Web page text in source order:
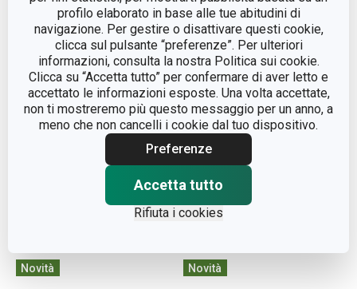
profilo elaborato in base alle tue abitudini di
navigazione. Per gestire o disattivare questi cookie,
clicca sul pulsante “preferenze”. Per ulteriori
informazioni, consulta la nostra Politica sui cookie.
Clicca su “Accetta tutto” per confermare di aver letto e
accettato le informazioni esposte. Una volta accettate,
non ti mostreremo più questo messaggio per un anno, a
meno che non cancelli i cookie dal tuo dispositivo.
Preferenze
Accetta tutto
Rifiuta i cookies
Visualizza Visualizza
Novità Novità